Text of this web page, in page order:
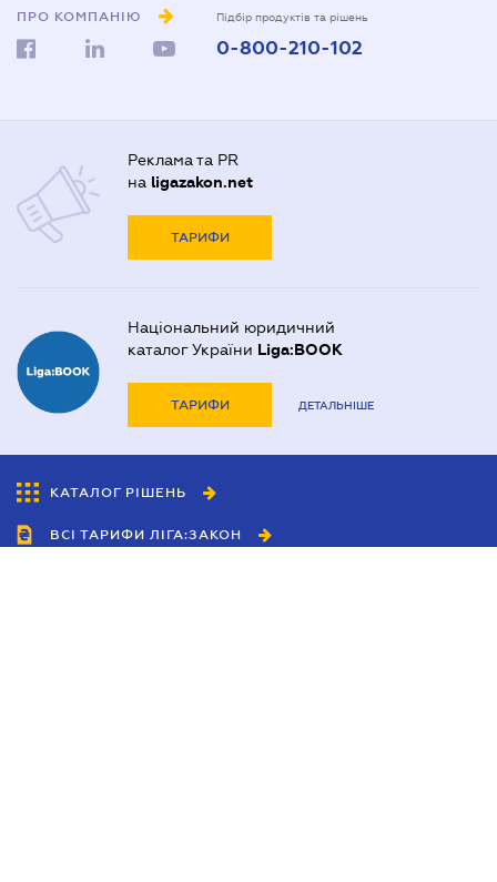
ПРО КОМПАНІЮ Підбір продуктів та рішень
0-800-210-102
Реклама та PR
на ligazakon.net
ТАРИФИ
Національний юридичний
каталог України Liga:BOOK
ТАРИФИ ДЕТАЛЬНІШЕ
КАТАЛОГ РІШЕНЬ
ВСІ ТАРИФИ ЛІГА:ЗАКОН